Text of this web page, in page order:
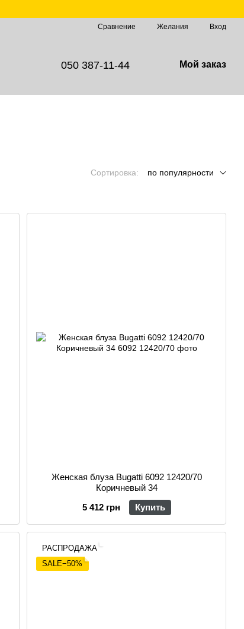
Сравнение Желания Вход
050 387-11-44 Мой заказ
Сортировка: по популярности
Женская блуза Bugatti 6092 12420/70
Коричневый 34
5 412 грн
Купить
РАСПРОДАЖА
SALE−50%